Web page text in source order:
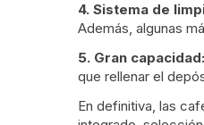
4. Sistema de
Además, algunas
5. Gran capacidad:
que rellenar el
En definitiva, las